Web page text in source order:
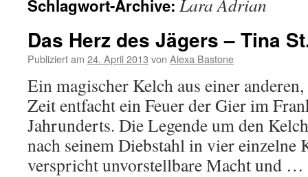
Schlagwort-Archive: Lara Adrian
Das Herz des Jägers – Tina
Publiziert am 24. April 2013 von Alexa Bastone
Ein magischer Kelch aus einer
Zeit entfacht ein Feuer der Gier im
Jahrunderts. Die Legende um den
nach seinem Diebstahl in vier einzelne
verspricht unvorstellbare Macht und …